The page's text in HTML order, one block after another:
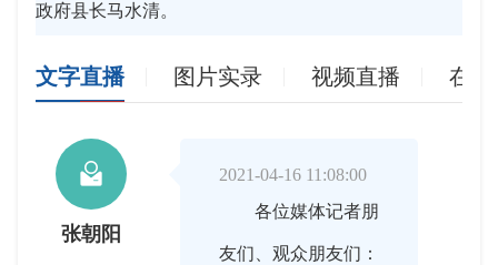
政府县长马水清。
文字直播 图片实录 视频直播 在

张朝阳
2021-04-16 11:08:00
各位媒体记者朋
友们、观众朋友们：